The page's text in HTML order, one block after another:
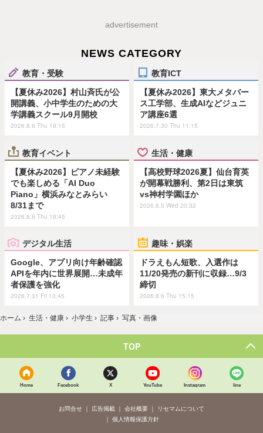
advertisement
NEWS CATEGORY
教育・受験
【夏休み2026】村山斉氏が公
開講義、小中学生のための大
学講義スクール9月開校
2026.8.6 Thu 19:15
教育ICT
【夏休み2026】東大メタバー
ス工学部、生成AIなどジュニ
ア講座6選
2026.7.30 Thu 11:15
教育イベント
【夏休み2026】ピアノ未経験
でも楽しめる「AI Duo
Piano」横浜みなとみらい
8/31まで
2026.8.6 Thu 19:45
生活・健康
【高校野球2026夏】仙台育英
が開幕戦勝利、第2日は東筑
vs神村学園ほか
2026.8.5 Wed 20:32
デジタル生活
Google、アプリ向け年齢確認
APIを年内に世界展開…未成年
者保護を強化
2026.7.31 Fri 13:45
趣味・娯楽
ドラえもん短歌、入選作は
11/20発売の新刊に収録…9/3
締切
2026.8.6 Thu 15:15
ホーム › 生活・健康 › 小学生 › 記事 › 写真・画像
TOP
Home Facebook X YouTube Instagram line
お問合せ 広告掲載 会社概要
リセマムについて
個人情報保護方針